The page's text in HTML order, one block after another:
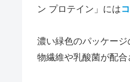
ン プロテイン」には
濃い緑色のパッケー
物繊維や乳酸菌が配合